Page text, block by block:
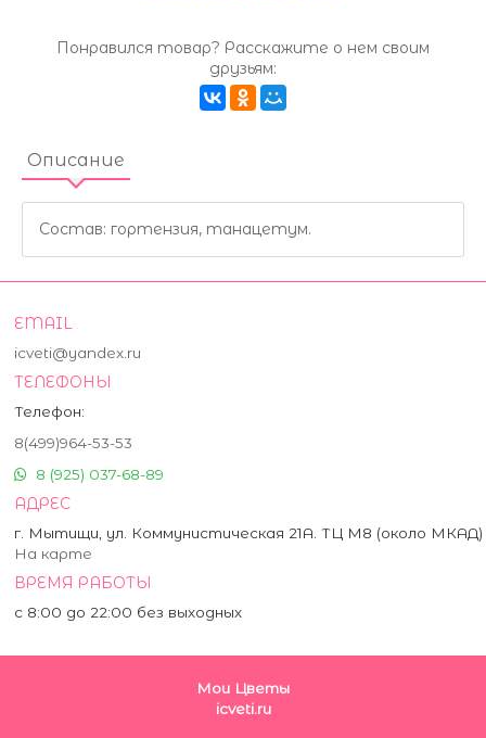
Понравился товар? Расскажите о нем своим
друзьям:
Описание
Состав: гортензия, танацетум.
EMAIL
icveti@yandex.ru
ТЕЛЕФОНЫ
Телефон:
8(499)964-53-53
8 (925) 037-68-89
АДРЕС
г. Мытищи, ул. Коммунистическая 21А. ТЦ М8 (около МКАД)
На карте
ВРЕМЯ РАБОТЫ
с 8:00 до 22:00 без выходных
Мои Цветы
icveti.ru